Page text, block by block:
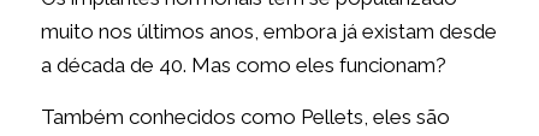
muito nos últimos anos, embora já existam desde
a década de 40. Mas como eles funcionam?
Também conhecidos como Pellets, eles são